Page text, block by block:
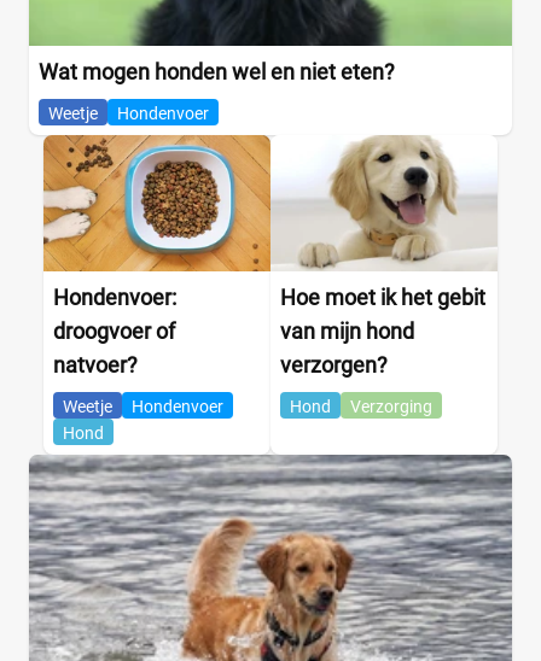
▼
Winkel
Supermarkt
Albert Heijn
Jumbo
Plus
Webshop
Amazon
Bol
Brekz (0)
DierenwinkelXL (0)
Huisdierenbazaar (0)
Joybuy (0)
Medpets (0)
▼ +3 meer
Wat mogen honden wel en niet eten?
Weetje Hondenvoer
Hondenvoer:
droogvoer of
natvoer?
Weetje
Hondenvoer
Hond
Hoe moet ik het gebit
van mijn hond
verzorgen?
Hond Verzorging